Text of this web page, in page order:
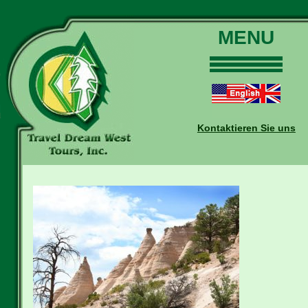
MENU
Touren
Daten und Preise
Buchungen
Auskünfte
Kontakt
Reise-Blog
Kontaktieren Sie uns